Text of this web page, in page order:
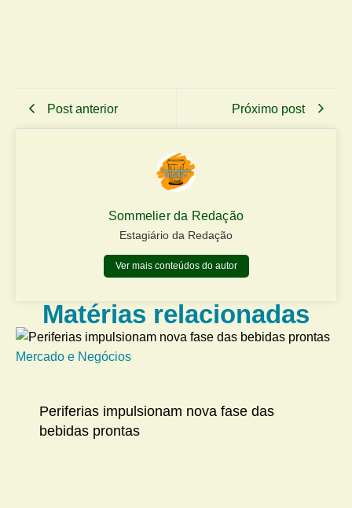
Post anterior Próximo post
Sommelier da Redação
Estagiário da Redação
Ver mais conteúdos do autor
Matérias relacionadas
Mercado e Negócios
Periferias impulsionam nova fase das
bebidas prontas